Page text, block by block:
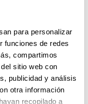
para personalizar
funciones de redes
compartimos
sitio web con
publicidad y análisis
otra información
recopilado a
en la gestión de
la motivación, los
rasgos de
se reconocen
equipos efectivos.